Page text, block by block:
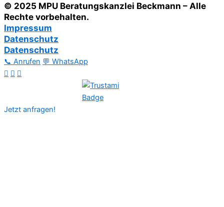
© 2025 MPU Beratungskanzlei Beckmann – Alle
Rechte vorbehalten.
Impressum
Datenschutz
Datenschutz
📞 Anrufen 💬 WhatsApp
Jetzt anfragen!